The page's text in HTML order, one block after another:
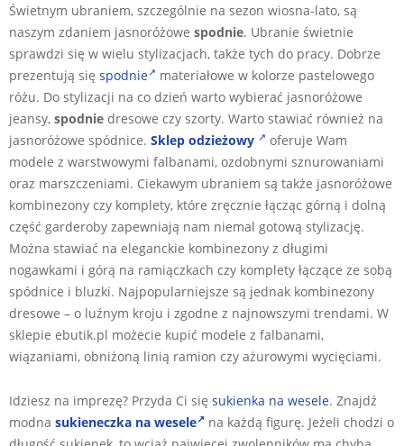
Świetnym ubraniem, szczególnie na sezon wiosna-lato, są
naszym zdaniem jasnoróżowe spodnie. Ubranie świetnie
sprawdzi się w wielu stylizacjach, także tych do pracy. Dobrze
prezentują się spodnie
materiałowe w kolorze pastelowego
różu. Do stylizacji na co dzień warto wybierać jasnoróżowe
jeansy, spodnie dresowe czy szorty. Warto stawiać również na
jasnoróżowe spódnice. Sklep odzieżowy
oferuje Wam
modele z warstwowymi falbanami, ozdobnymi sznurowaniami
oraz marszczeniami. Ciekawym ubraniem są także jasnoróżowe
kombinezony czy komplety, które zręcznie łącząc górną i dolną
część garderoby zapewniają nam niemal gotową stylizację.
Można stawiać na eleganckie kombinezony z długimi
nogawkami i górą na ramiączkach czy komplety łączące ze sobą
spódnice i bluzki. Najpopularniejsze są jednak kombinezony
dresowe – o luźnym kroju i zgodne z najnowszymi trendami. W
sklepie ebutik.pl możecie kupić modele z falbanami,
wiązaniami, obniżoną linią ramion czy ażurowymi wycięciami.
Idziesz na imprezę? Przyda Ci się sukienka na wesele. Znajdź
modna sukieneczka na wesele
na każdą figurę. Jeżeli chodzi o